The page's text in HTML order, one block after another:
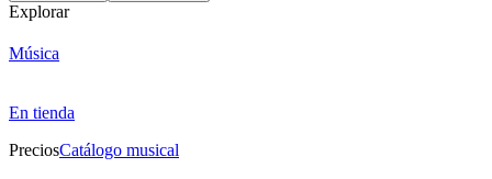
Explorar
Música
En tienda
PreciosCatálogo musical